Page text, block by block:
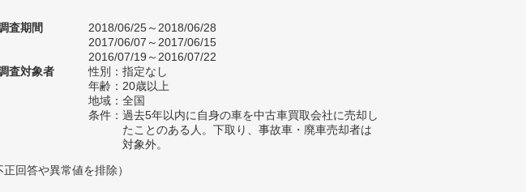
査期間
2018/06/25～2018/06/28
2017/06/07～2017/06/15
2016/07/19～2016/07/22
査対象者
性別：指定なし
年齢：20歳以上
地域：全国
条件：過去5年以内に自身の車を中古車買取会社に売却し
たことのある人。下取り、事故車・廃車売却者は
対象外。
回答や異常値を排除）